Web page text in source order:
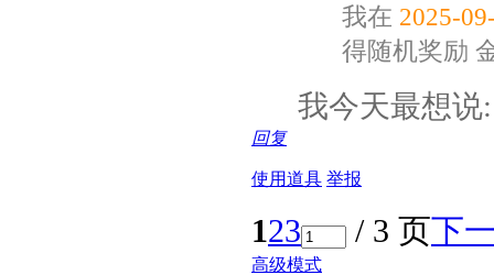
我在 2025-
得随机奖励
我今天最想说
回复
使用道具 举报
123 / 3 页下
高级模式